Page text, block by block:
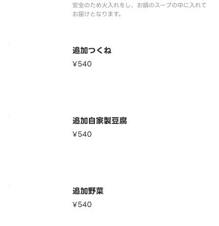
安全のため火入れをし、お鍋のスープの中に入れて
お届けとなります。
追加つくね
¥540
追加自家製豆腐
¥540
追加野菜
¥540